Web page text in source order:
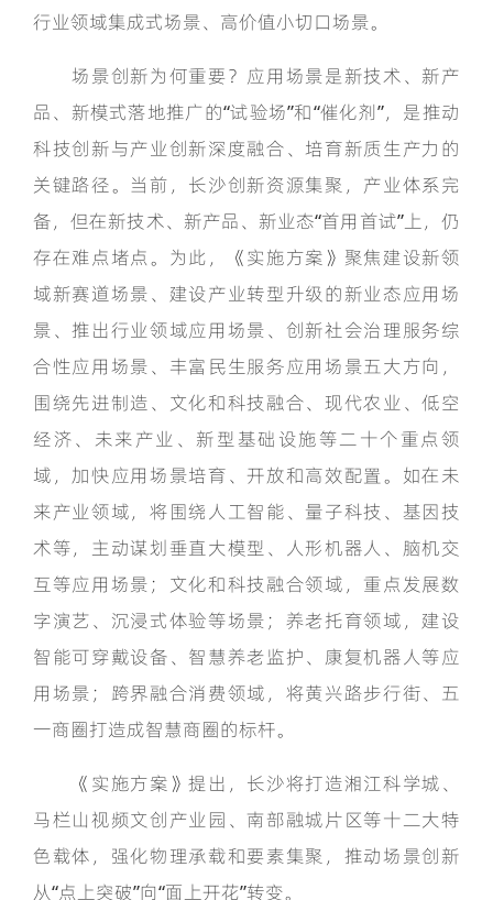
行业领域集成式场景、高价值小切口场景。
场景创新为何重要？应用场景是新技术、新产
品、新模式落地推广的“试验场”和“催化剂”，是推动
科技创新与产业创新深度融合、培育新质生产力的
关键路径。当前，长沙创新资源集聚，产业体系完
备，但在新技术、新产品、新业态“首用首试”上，仍
存在难点堵点。为此，《实施方案》聚焦建设新领
域新赛道场景、建设产业转型升级的新业态应用场
景、推出行业领域应用场景、创新社会治理服务综
合性应用场景、丰富民生服务应用场景五大方向，
围绕先进制造、文化和科技融合、现代农业、低空
经济、未来产业、新型基础设施等二十个重点领
域，加快应用场景培育、开放和高效配置。如在未
来产业领域，将围绕人工智能、量子科技、基因技
术等，主动谋划垂直大模型、人形机器人、脑机交
互等应用场景；文化和科技融合领域，重点发展数
字演艺、沉浸式体验等场景；养老托育领域，建设
智能可穿戴设备、智慧养老监护、康复机器人等应
用场景；跨界融合消费领域，将黄兴路步行街、五
一商圈打造成智慧商圈的标杆。
《实施方案》提出，长沙将打造湘江科学城、
马栏山视频文创产业园、南部融城片区等十二大特
色载体，强化物理承载和要素集聚，推动场景创新
从“点上突破”向“面上开花”转变。